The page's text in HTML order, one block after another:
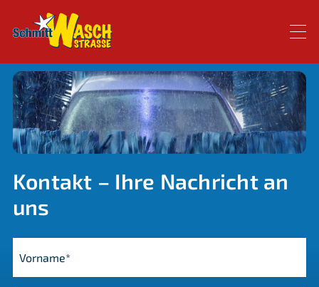
Kontakt – Ihre Nachricht an
uns
Vorname*